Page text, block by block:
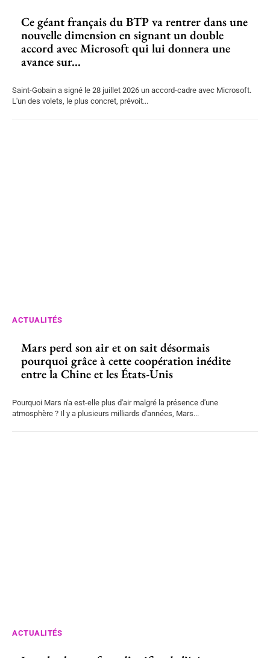
Ce géant français du BTP va rentrer dans une
nouvelle dimension en signant un double
accord avec Microsoft qui lui donnera une
avance sur...
Saint-Gobain a signé le 28 juillet 2026 un accord-cadre avec Microsoft.
L'un des volets, le plus concret, prévoit...
ACTUALITÉS
Mars perd son air et on sait désormais
pourquoi grâce à cette coopération inédite
entre la Chine et les États-Unis
Pourquoi Mars n'a est-elle plus d'air malgré la présence d'une
atmosphère ? Il y a plusieurs milliards d'années, Mars...
ACTUALITÉS